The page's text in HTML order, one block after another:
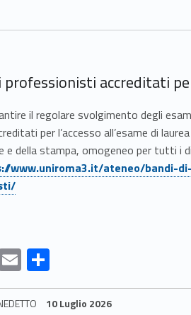
accreditati
il regolare svolgimento degli
per l’accesso all’esame di
e della stampa, omogeneo per tutti i
www.uniroma3.it/ateneo/
9 E
m
ai
Link identifier #identifier__24958-10
o
n
10 Luglio 2026